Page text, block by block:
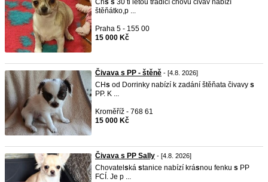
Chs s 30 ti letou tradicí chovu čivav nabízí
štěňátko,p ...
Praha 5 - 155 00
15 000 Kč
Čivava s PP - štěně - [4.8. 2026]
CHs od Dorrinky nabízí k zadání štěňata čivavy s
PP. K ...
Kroměříž - 768 61
15 000 Kč
Čivava s PP Sally - [4.8. 2026]
Chovatel ská stanice nabízí krásnou fenku s PP
FCÍ. Je p ...